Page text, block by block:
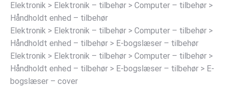
Elektronik > Elektronik – tilbehør > Computer – tilbehør >
Håndholdt enhed – tilbehør
Elektronik > Elektronik – tilbehør > Computer – tilbehør >
Håndholdt enhed – tilbehør > E-bogslæser – tilbehør
Elektronik > Elektronik – tilbehør > Computer – tilbehør >
Håndholdt enhed – tilbehør > E-bogslæser – tilbehør > E-
bogslæser – cover